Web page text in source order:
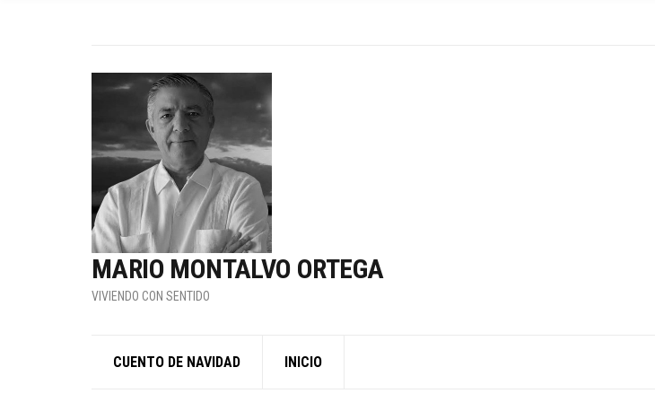
MARIO MONTALVO ORTEGA
VIVIENDO CON SENTIDO
CUENTO DE NAVIDAD INICIO